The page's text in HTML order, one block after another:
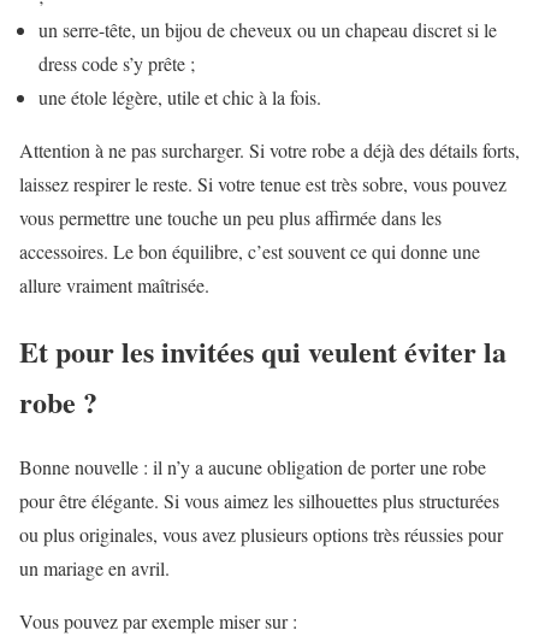
un serre-tête, un bijou de cheveux ou un chapeau discret si le
dress code s’y prête ;
une étole légère, utile et chic à la fois.
Attention à ne pas surcharger. Si votre robe a déjà des détails forts,
laissez respirer le reste. Si votre tenue est très sobre, vous pouvez
vous permettre une touche un peu plus affirmée dans les
accessoires. Le bon équilibre, c’est souvent ce qui donne une
allure vraiment maîtrisée.
Et pour les invitées qui veulent éviter la
robe ?
Bonne nouvelle : il n’y a aucune obligation de porter une robe
pour être élégante. Si vous aimez les silhouettes plus structurées
ou plus originales, vous avez plusieurs options très réussies pour
un mariage en avril.
Vous pouvez par exemple miser sur :